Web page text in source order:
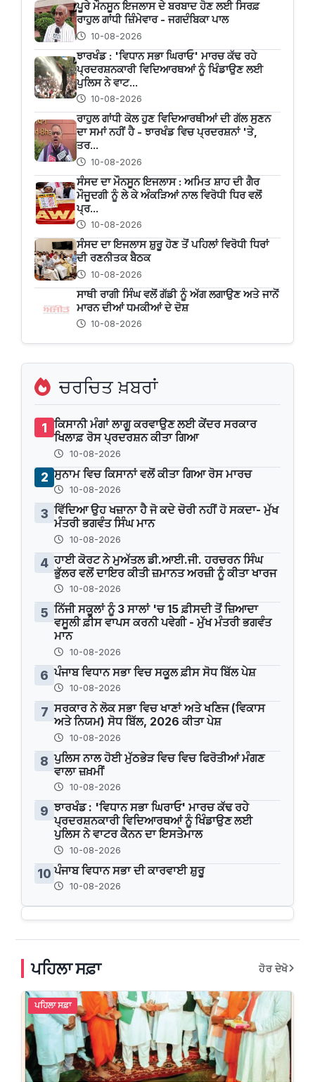
ਪੂਰੇ ਮੌਨਸੂਨ ਇਜਲਾਸ ਦੇ ਬਰਬਾਦ ਹੋਣ ਲਈ ਸਿਰਫ਼
ਰਾਹੁਲ ਗਾਂਧੀ ਜ਼ਿੰਮੇਵਾਰ - ਜਗਦੰਬਿਕਾ ਪਾਲ
10-08-2026
ਝਾਰਖੰਡ : 'ਵਿਧਾਨ ਸਭਾ ਘਿਰਾਓ' ਮਾਰਚ ਕੱਢ ਰਹੇ
ਪ੍ਰਦਰਸ਼ਨਕਾਰੀ ਵਿਦਿਆਰਥਆਂ ਨੂੰ ਖਿੰਡਾਉਣ ਲਈ
ਪੁਲਿਸ ਨੇ ਵਾਟ...
10-08-2026
ਰਾਹੁਲ ਗਾਂਧੀ ਕੋਲ ਹੁਣ ਵਿਦਿਆਰਥੀਆਂ ਦੀ ਗੱਲ ਸੁਣਨ
ਦਾ ਸਮਾਂ ਨਹੀਂ ਹੈ - ਝਾਰਖੰਡ ਵਿਚ ਪ੍ਰਦਰਸ਼ਨਾਂ 'ਤੇ,
ਤਰ...
10-08-2026
ਸੰਸਦ ਦਾ ਮੌਨਸੂਨ ਇਜਲਾਸ : ਅਮਿਤ ਸ਼ਾਹ ਦੀ ਗੈਰ
ਮੌਜੂਦਗੀ ਨੂੰ ਲੇ ਕੇ ਅੰਕੜਿਆਂ ਨਾਲ ਵਿਰੋਧੀ ਧਿਰ ਵਲੋਂ
ਪ੍ਰ...
10-08-2026
ਸੰਸਦ ਦਾ ਇਜਲਾਸ ਸ਼ੁਰੂ ਹੋਣ ਤੋਂ ਪਹਿਲਾਂ ਵਿਰੋਧੀ ਧਿਰਾਂ
ਦੀ ਰਣਨੀਤਕ ਬੈਠਕ
10-08-2026
ਸਾਥੀ ਰਾਗੀ ਸਿੰਘ ਵਲੋਂ ਗੱਡੀ ਨੂੰ ਅੱਗ ਲਗਾਉਣ ਅਤੇ ਜਾਨੋਂ
ਮਾਰਨ ਦੀਆਂ ਧਮਕੀਆਂ ਦੇ ਦੋਸ਼
10-08-2026
ਚਰਚਿਤ ਖ਼ਬਰਾਂ
1 ਕਿਸਾਨੀ ਮੰਗਾਂ ਲਾਗੂ ਕਰਵਾਉਣ ਲਈ ਕੇਂਦਰ ਸਰਕਾਰ
ਖਿਲਾਫ਼ ਰੋਸ ਪ੍ਰਦਰਸ਼ਨ ਕੀਤਾ ਗਿਆ
10-08-2026
2 ਸੁਨਾਮ ਵਿਚ ਕਿਸਾਨਾਂ ਵਲੋਂ ਕੀਤਾ ਗਿਆ ਰੋਸ ਮਾਰਚ
10-08-2026
3 ਵਿੱਦਿਆ ਉਹ ਖਜ਼ਾਨਾ ਹੈ ਜੋ ਕਦੇ ਚੋਰੀ ਨਹੀਂ ਹੋ ਸਕਦਾ- ਮੁੱਖ
ਮੰਤਰੀ ਭਗਵੰਤ ਸਿੰਘ ਮਾਨ
10-08-2026
4 ਹਾਈ ਕੋਰਟ ਨੇ ਮੁਅੱਤਲ ਡੀ.ਆਈ.ਜੀ. ਹਰਚਰਨ ਸਿੰਘ
ਭੁੱਲਰ ਵਲੋਂ ਦਾਇਰ ਕੀਤੀ ਜ਼ਮਾਨਤ ਅਰਜ਼ੀ ਨੂੰ ਕੀਤਾ ਖਾਰਜ
10-08-2026
5 ਨਿੱਜੀ ਸਕੂਲਾਂ ਨੂੰ 3 ਸਾਲਾਂ 'ਚ 15 ਫ਼ੀਸਦੀ ਤੋਂ ਜ਼ਿਆਦਾ
ਵਸੂਲੀ ਫ਼ੀਸ ਵਾਪਸ ਕਰਨੀ ਪਵੇਗੀ - ਮੁੱਖ ਮੰਤਰੀ ਭਗਵੰਤ
ਮਾਨ
10-08-2026
6 ਪੰਜਾਬ ਵਿਧਾਨ ਸਭਾ ਵਿਚ ਸਕੂਲ ਫ਼ੀਸ ਸੋਧ ਬਿੱਲ ਪੇਸ਼
10-08-2026
7 ਸਰਕਾਰ ਨੇ ਲੋਕ ਸਭਾ ਵਿਚ ਖਾਣਾਂ ਅਤੇ ਖਣਿਜ (ਵਿਕਾਸ
ਅਤੇ ਨਿਯਮ) ਸੋਧ ਬਿੱਲ, 2026 ਕੀਤਾ ਪੇਸ਼
10-08-2026
8 ਪੁਲਿਸ ਨਾਲ ਹੋਈ ਮੁੱਠਭੇੜ ਵਿਚ ਵਿਚ ਫਿਰੋਤੀਆਂ ਮੰਗਣ
ਵਾਲਾ ਜ਼ਖ਼ਮੀਂ
10-08-2026
9 ਝਾਰਖੰਡ : 'ਵਿਧਾਨ ਸਭਾ ਘਿਰਾਓ' ਮਾਰਚ ਕੱਢ ਰਹੇ
ਪ੍ਰਦਰਸ਼ਨਕਾਰੀ ਵਿਦਿਆਰਥਆਂ ਨੂੰ ਖਿੰਡਾਉਣ ਲਈ
ਪੁਲਿਸ ਨੇ ਵਾਟਰ ਕੈਨਨ ਦਾ ਇਸਤੇਮਾਲ
10-08-2026
10 ਪੰਜਾਬ ਵਿਧਾਨ ਸਭਾ ਦੀ ਕਾਰਵਾਈ ਸ਼ੁਰੂ
10-08-2026
ਪਹਿਲਾ ਸਫ਼ਾ ਹੋਰ ਦੇਖੋ
ਪਹਿਲਾ ਸਫ਼ਾ